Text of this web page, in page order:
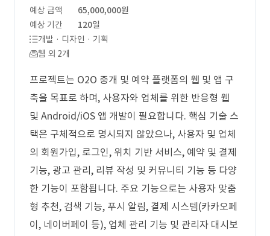
예상 금액
65,000,000원
예상 기간
120일
개발 · 디자인 · 기획
웹 외 2개
프로젝트는 O2O 중개 및 예약 플랫폼의 웹 및 앱 구
축을 목표로 하며, 사용자와 업체를 위한 반응형 웹
및 Android/iOS 앱 개발이 필요합니다. 핵심 기술 스
택은 구체적으로 명시되지 않았으나, 사용자 및 업체
의 회원가입, 로그인, 위치 기반 서비스, 예약 및 결제
기능, 광고 관리, 리뷰 작성 및 커뮤니티 기능 등 다양
한 기능이 포함됩니다. 주요 기능으로는 사용자 맞춤
형 추천, 검색 기능, 푸시 알림, 결제 시스템(카카오페
이, 네이버페이 등), 업체 관리 기능 및 관리자 대시보